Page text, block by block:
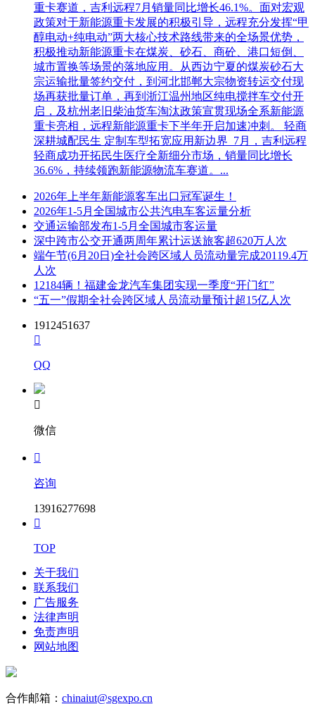
投标报价（万元）：13855.3917
相关推荐：轨道交通展展位预订 轨道交通展免费报名参观
相关推荐：中国轨道交通发展高峰论坛免费参会报名
重卡赛道，吉利远程7月销量同比增长46.1%。面对宏观
政策对于新能源重卡发展的积极引导，远程充分发挥“甲
醇电动+纯电动”两大核心技术路线带来的全场景优势，
积极推动新能源重卡在煤炭、砂石、商砼、港口短倒、
城市置换等场景的落地应用。从西边宁夏的煤炭砂石大
宗运输批量签约交付，到河北邯郸大宗物资转运交付现
场再获批量订单，再到浙江温州地区纯电搅拌车交付开
启，及杭州老旧柴油货车淘汰政策宣贯现场全系新能源
重卡亮相，远程新能源重卡下半年开启加速冲刺。 轻商
深耕城配民生 定制车型拓宽应用新边界 7月，吉利远程
轻商成功开拓民生医疗全新细分市场，销量同比增长
36.6%，持续领跑新能源物流车赛道。...
2026年上半年新能源客车出口冠军诞生！
2026年1-5月全国城市公共汽电车客运量分析
交通运输部发布1-5月全国城市客运量
深中跨市公交开通两周年累计运送旅客超620万人次
端午节(6月20日)全社会跨区域人员流动量完成20119.4万
人次
12184辆！福建金龙汽车集团实现一季度“开门红”
“五一”假期全社会跨区域人员流动量预计超15亿人次
1912451637

QQ

微信

咨询
13916277698

TOP
关于我们
联系我们
广告服务
法律声明
免责声明
网站地图
合作邮箱： chinaiut@sgexpo.cn